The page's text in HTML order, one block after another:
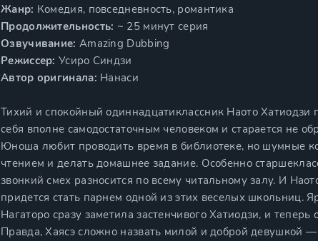
Жанр: Комедия, повседневность, романтика
Продолжительность: ~ 25 минут серия
Озвучивание: Amazing Dubbing
Режиссер: Усиро Синдзи
Автор оригинала: Нанаси
Тихий и спокойный одиннадцатиклассник Наото Хатиодзи
себя вполне самодостаточным человеком и старается не
Юноша любит проводить время в библиотеке, но шумные
чтением и делать домашнее задание. Особенно
звонкий смех разносится по всему читальному залу. И
придется стать парнем одной из этих веселых школьниц.
Нагаторо сразу заметила застенчивого Хатиодзи, и
Правда, Хаясэ сложно назвать милой и доброй девушкой